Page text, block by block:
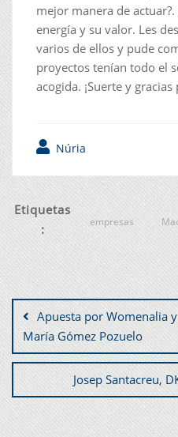
mejor manera de
energía y su valor. Les
varios de ellos y pude
proyectos tenían todo el
acogida. ¡Suerte y
Núria
Etiquetas
:
empresas
Apuesta por Womenalia
María Gómez Pozuelo
Josep Santacreu,